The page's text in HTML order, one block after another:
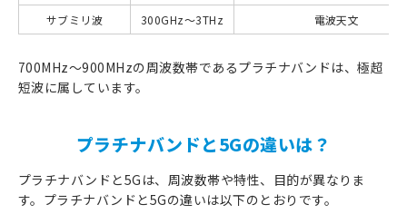
サブミリ波
300GHz〜3THz 電波天文
700MHz～900MHzの周波数帯であるプラチナバンドは、極超
短波に属しています。
プラチナバンドと5Gの違いは？
プラチナバンドと5Gは、周波数帯や特性、目的が異なりま
す。プラチナバンドと5Gの違いは以下のとおりです。